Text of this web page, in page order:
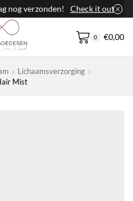
nog verzonden! Check it out
0 €0,00
Lichaamsverzorging
Mist